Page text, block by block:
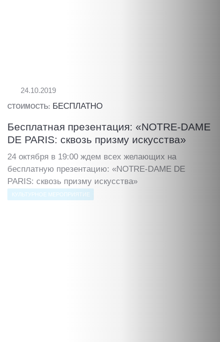
24.10.2019
СТОИМОСТЬ: БЕСПЛАТНО
Бесплатная презентация: «NOTRE-DAME
DE PARIS: сквозь призму искусства»
24 октября в 19:00 ждем всех желающих на
бесплатную презентацию: «NOTRE-DAME DE
PARIS: сквозь призму искусства»
КУЛЬТУРНОЕ МЕРОПРИЯТИЕ